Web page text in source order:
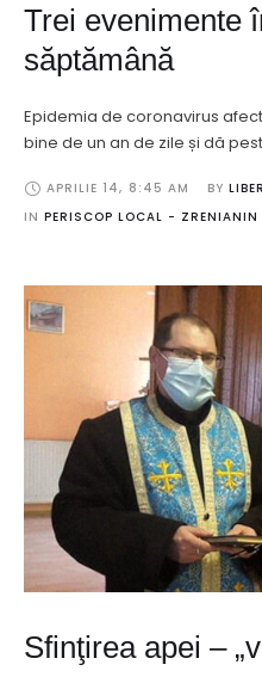
Trei evenimente
săptămână
Epidemia de coronavirus
bine de un an de zile și dă
APRILIE 14, 8:45 AM BY
IN PERISCOP LOCAL -
Sfinţirea apei –